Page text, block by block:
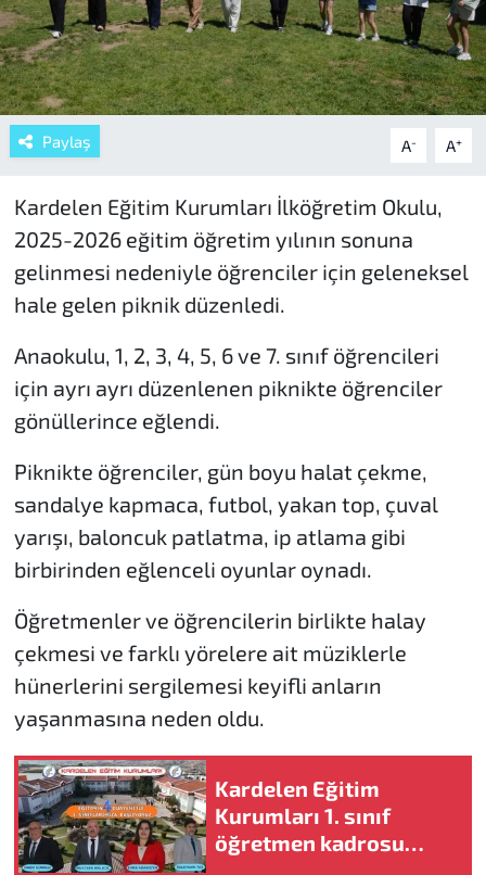
Paylaş A- A+
Kardelen Eğitim Kurumları İlköğretim Okulu,
2025-2026 eğitim öğretim yılının sonuna
gelinmesi nedeniyle öğrenciler için geleneksel
hale gelen piknik düzenledi.
Anaokulu, 1, 2, 3, 4, 5, 6 ve 7. sınıf öğrencileri
için ayrı ayrı düzenlenen piknikte öğrenciler
gönüllerince eğlendi.
Piknikte öğrenciler, gün boyu halat çekme,
sandalye kapmaca, futbol, yakan top, çuval
yarışı, baloncuk patlatma, ip atlama gibi
birbirinden eğlenceli oyunlar oynadı.
Öğretmenler ve öğrencilerin birlikte halay
çekmesi ve farklı yörelere ait müziklerle
hünerlerini sergilemesi keyifli anların
yaşanmasına neden oldu.
Kardelen Eğitim
Kurumları 1. sınıf
öğretmen kadrosu